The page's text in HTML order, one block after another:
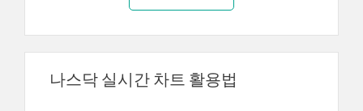
나스닥 실시간 차트 활용법